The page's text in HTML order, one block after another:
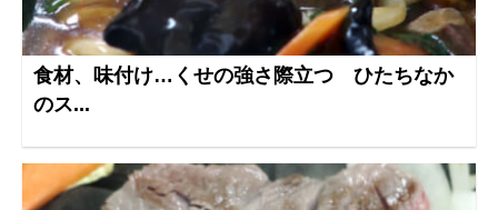
食材、味付け…くせの強さ際立つ ひたちなか
のス...